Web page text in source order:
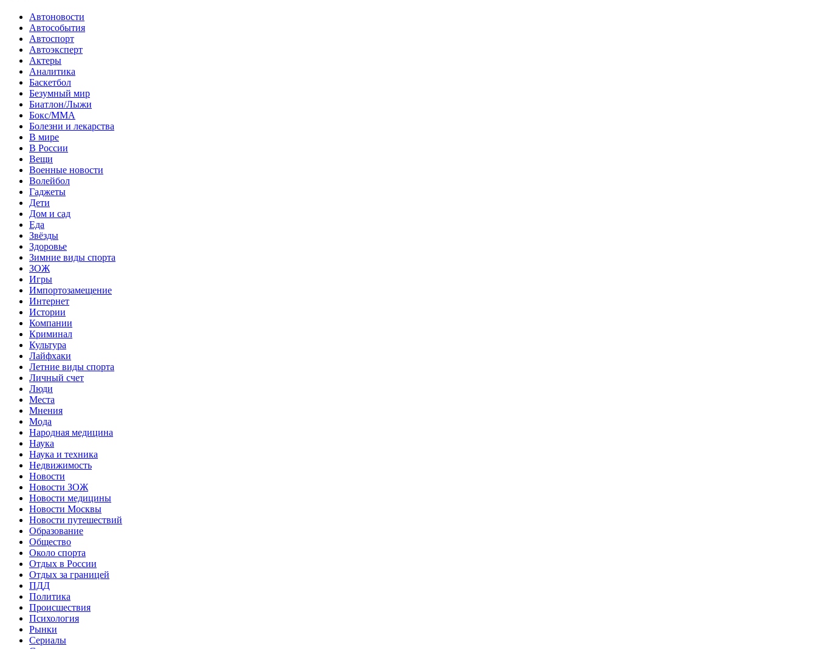
Автоновости
Автособытия
Автоспорт
Автоэксперт
Актеры
Аналитика
Баскетбол
Безумный мир
Биатлон/Лыжи
Бокс/MMA
Болезни и лекарства
В мире
В России
Вещи
Военные новости
Волейбол
Гаджеты
Дети
Дом и сад
Еда
Звёзды
Здоровье
Зимние виды спорта
ЗОЖ
Игры
Импортозамещение
Интернет
Истории
Компании
Криминал
Культура
Лайфхаки
Летние виды спорта
Личный счет
Люди
Места
Мнения
Мода
Народная медицина
Наука
Наука и техника
Недвижимость
Новости
Новости ЗОЖ
Новости медицины
Новости Москвы
Новости путешествий
Образование
Общество
Около спорта
Отдых в России
Отдых за границей
ПДД
Политика
Происшествия
Психология
Рынки
Сериалы